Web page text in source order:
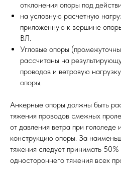
отклонения опоры под
на условную расчетную
приложенную к вершине
ВЛ.
Угловые опоры
рассчитаны на
проводов и ветровую
опоры.
Анкерные опоры должны быть
тяжения проводов смежных
от давления ветра при гололеде
конструкцию опоры. За
тяжения следует принимать
одностороннего тяжения всех